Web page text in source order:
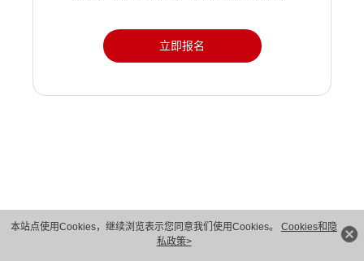
本站点使用Cookies，继续浏览表示您同意我们使用Cookies。 Cookies和隐
私政策>
立即报名
版权所有 © 华为技术有限公司 1998-2026。 保留一切权利。粤A2-20044005号
隐私保护
法律声明